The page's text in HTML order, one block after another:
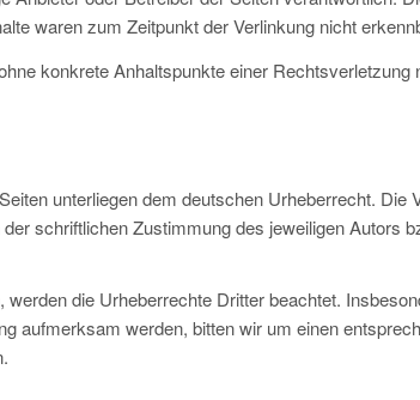
waren zum Zeitpunkt der Verlinkung nicht
konkrete Anhaltspunkte einer
unterliegen dem deutschen Urheberrecht. Die
schriftlichen Zustimmung des jeweiligen Autors
die Urheberrechte Dritter beachtet.
aufmerksam werden, bitten wir um einen